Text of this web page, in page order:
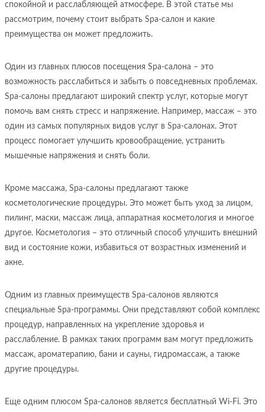
спокойной и расслабляющей атмосфере. В этой статье мы
рассмотрим, почему стоит выбрать Spa-салон и какие
преимущества он может предложить.
Один из главных плюсов посещения Spa-салона – это
возможность расслабиться и забыть о повседневных проблемах.
Spa-салоны предлагают широкий спектр услуг, которые могут
помочь вам снять стресс и напряжение. Например, массаж – это
один из самых популярных видов услуг в Spa-салонах. Этот
процесс помогает улучшить кровообращение, устранить
мышечные напряжения и снять боли.
Кроме массажа, Spa-салоны предлагают также
косметологические процедуры. Это может быть уход за лицом,
пилинг, маски, массаж лица, аппаратная косметология и многое
другое. Косметология – это отличный способ улучшить внешний
вид и состояние кожи, избавиться от возрастных изменений и
акне.
Одним из главных преимуществ Spa-салонов являются
специальные Spa-программы. Они представляют собой комплекс
процедур, направленных на укрепление здоровья и
расслабление. В рамках таких программ вам могут предложить
массаж, ароматерапию, бани и сауны, гидромассаж, а также
другие процедуры.
Еще одним плюсом Spa-салонов является бесплатный Wi-Fi. Это